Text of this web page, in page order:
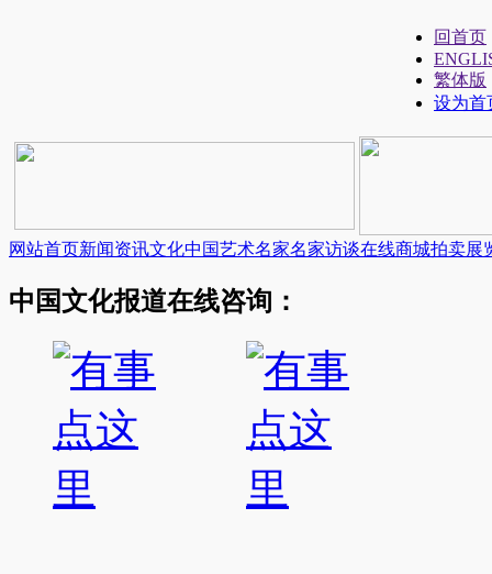
回首页
繁体版
设为首
网站首页新闻资讯文化中国艺术名家名家访谈在线商城拍卖展
中国文化报道在线咨询：